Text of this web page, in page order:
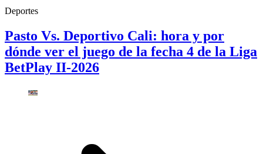
Deportes
Pasto Vs. Deportivo Cali: hora y por
dónde ver el juego de la fecha 4 de la Liga
BetPlay II-2026